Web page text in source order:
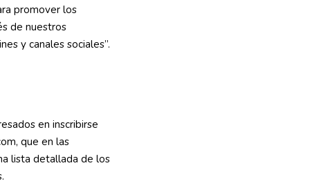
promover los
de nuestros
y canales sociales”.
en inscribirse
que en las
lista detallada de los